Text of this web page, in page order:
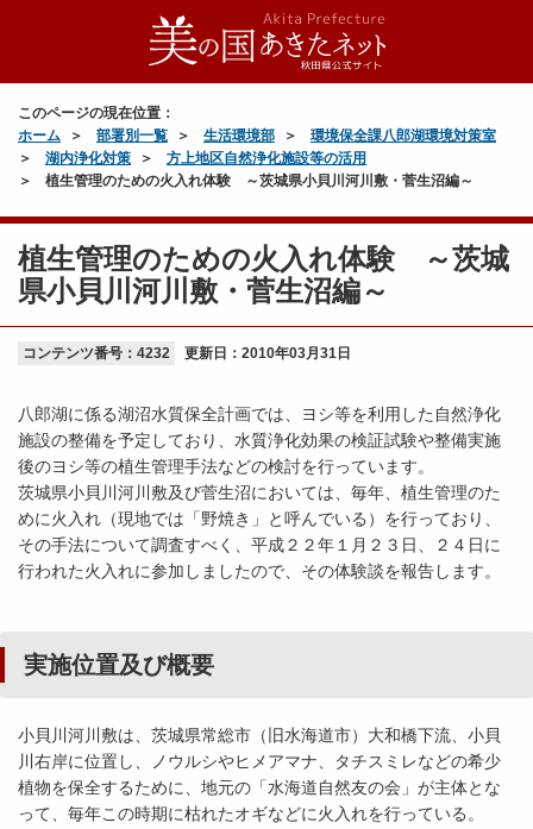
このページの現在位置：
ホーム
部署別一覧 生活環境部
環境保全課八郎湖環境対策室
湖内浄化対策
方上地区自然浄化施設等の活用
植生管理のための火入れ体験 ～茨城県小貝川河川敷・菅生沼編～
植生管理のための火入れ体験 ～茨城
県小貝川河川敷・菅生沼編～
コンテンツ番号：4232 更新日： 2010年03月31日
八郎湖に係る湖沼水質保全計画では、ヨシ等を利用した自然浄化
施設の整備を予定しており、水質浄化効果の検証試験や整備実施
後のヨシ等の植生管理手法などの検討を行っています。
茨城県小貝川河川敷及び菅生沼においては、毎年、植生管理のた
めに火入れ（現地では「野焼き」と呼んでいる）を行っており、
その手法について調査すべく、平成２２年１月２３日、２４日に
行われた火入れに参加しましたので、その体験談を報告します。
実施位置及び概要
小貝川河川敷は、茨城県常総市（旧水海道市）大和橋下流、小貝
川右岸に位置し、ノウルシやヒメアマナ、タチスミレなどの希少
植物を保全するために、地元の「水海道自然友の会」が主体とな
って、毎年この時期に枯れたオギなどに火入れを行っている。